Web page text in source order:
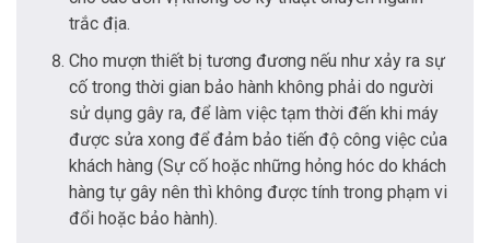
trắc địa.
Cho mượn thiết bị tương đương nếu như xảy ra sự
cố trong thời gian bảo hành không phải do người
sử dụng gây ra, để làm việc tạm thời đến khi máy
được sửa xong để đảm bảo tiến độ công việc của
khách hàng (Sự cố hoặc những hỏng hóc do khách
hàng tự gây nên thì không được tính trong phạm vi
đổi hoặc bảo hành).